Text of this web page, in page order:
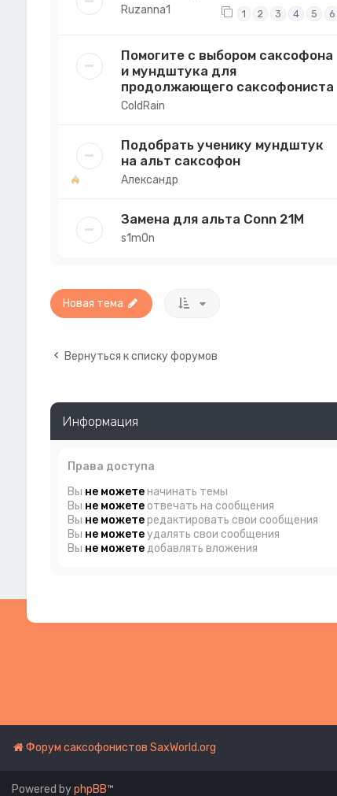
Ruzanna1 1 2 3 4 5 6
Помогите с выбором саксофона
и мундштука для
продолжающего саксофониста
ColdRain
Подобрать ученику мундштук
на альт саксофон
Александр
Замена для альта Conn 21M
s1m0n
Новая тема
Вернуться к списку форумов
Информация
Права доступа
Вы не можетеначинать темы
Вы не можетеотвечать на сообщения
Вы не можетередактировать свои сообщения
Вы не можетеудалять свои сообщения
Вы не можетедобавлять вложения
Форум саксофонистов SaxWorld.org
Powered byphpBB™